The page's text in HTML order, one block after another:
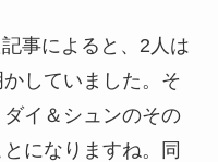
事によると、2人は
していました。そ
イ＆シュンのその
になりますね。同